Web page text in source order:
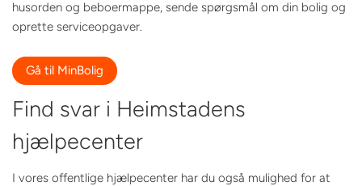
husorden og beboermappe, sende spørgsmål om din bolig og
oprette serviceopgaver.
Gå til MinBolig
Find svar i Heimstadens
hjælpecenter
I vores offentlige hjælpecenter har du også mulighed for at